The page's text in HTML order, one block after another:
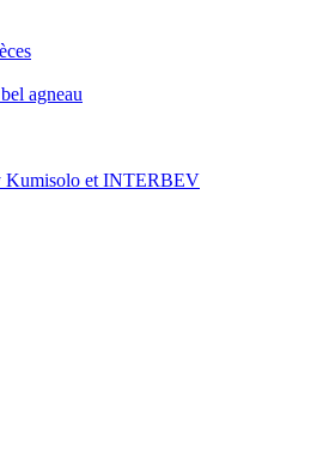
agneau
Kumisolo et INTERBEV